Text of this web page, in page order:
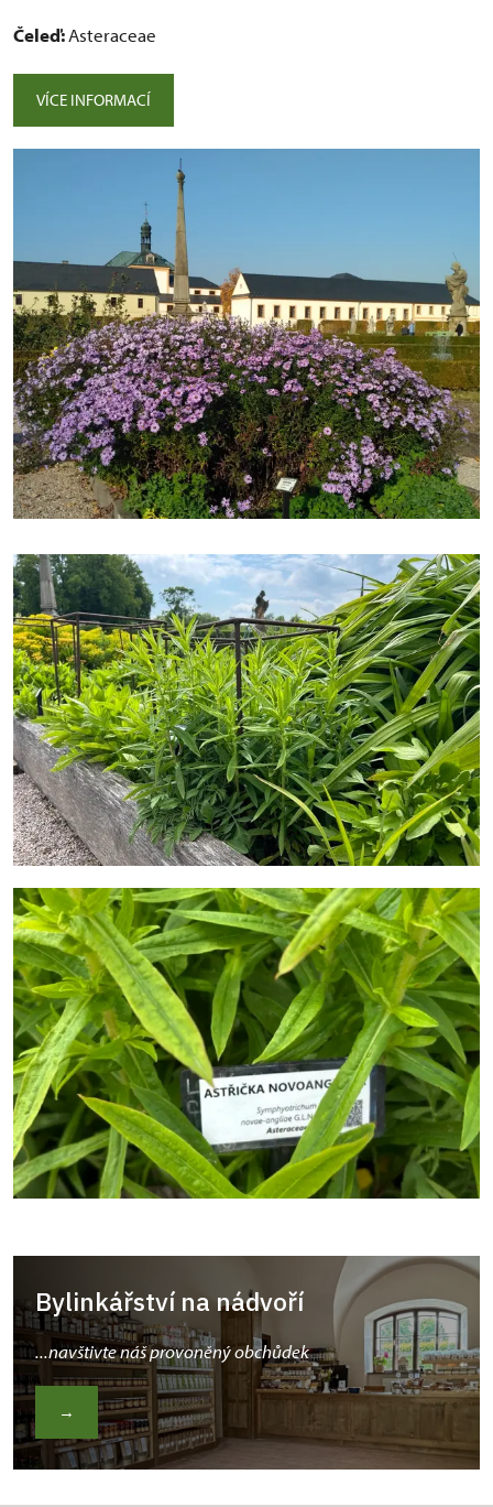
Čeleď:Asteraceae
VÍCE INFORMACÍ
Bylinkářství na nádvoří
...navštivte náš provoněný obchůdek
→